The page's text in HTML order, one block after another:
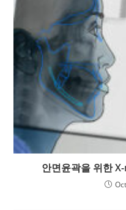
안면윤곽을 위한